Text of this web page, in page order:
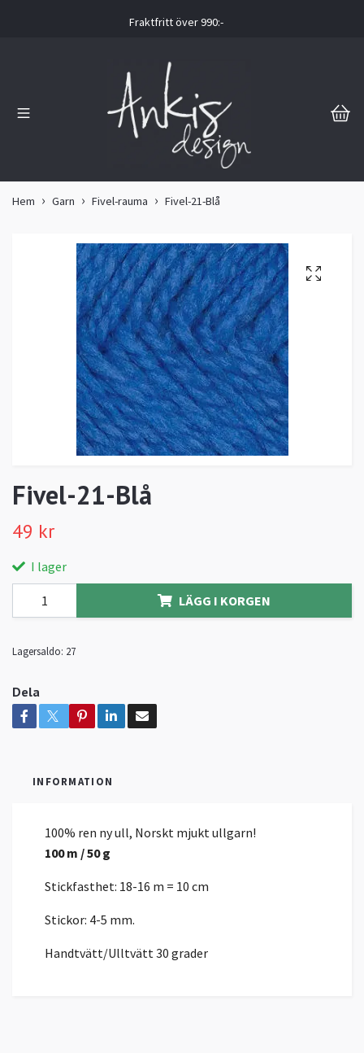
Fraktfritt över 990:-
Hem Garn Fivel-rauma Fivel-21-Blå
Fivel-21-Blå
49 kr
I lager
LÄGG I KORGEN
Lagersaldo: 27
Dela
INFORMATION
100% ren ny ull, Norskt mjukt ullgarn!
100 m / 50 g
Stickfasthet: 18-16 m = 10 cm
Stickor: 4-5 mm.
Handtvätt/Ulltvätt 30 grader